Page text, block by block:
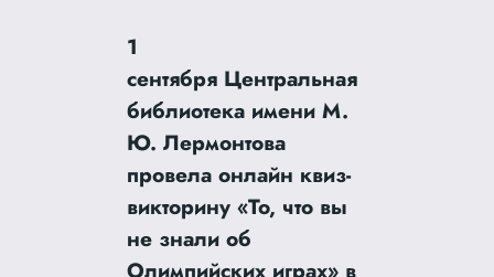
1
сентября Центральная
библиотека имени М.
Ю. Лермонтова
провела онлайн квиз-
викторину «То, что вы
не знали об
Олимпийских играх» в